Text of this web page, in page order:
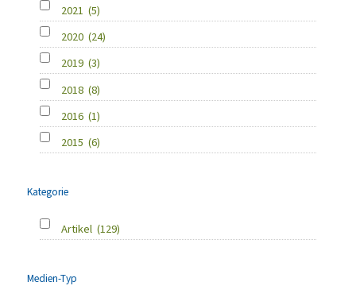
2021 (5)
2020 (24)
2019 (3)
2018 (8)
2016 (1)
2015 (6)
Kategorie
Artikel (129)
Medien-Typ